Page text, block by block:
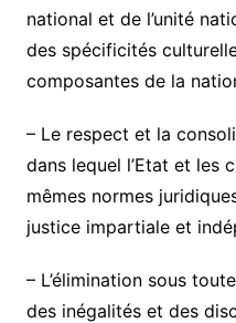
national et de l’unité
des spécificités
composantes de la
– Le respect et la
dans lequel l’Etat et les
mêmes normes
justice impartiale et
– L’élimination sous
des inégalités et des